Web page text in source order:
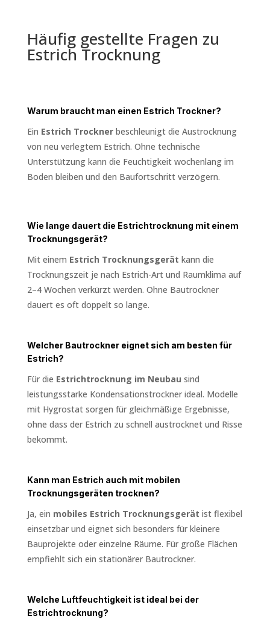
Häufig gestellte Fragen zu
Estrich Trocknung
Warum braucht man einen Estrich Trockner?
Ein Estrich Trocknerbeschleunigt die Austrocknung
von neu verlegtem Estrich. Ohne technische
Unterstützung kann die Feuchtigkeit wochenlang im
Boden bleiben und den Baufortschritt verzögern.
Wie lange dauert die Estrichtrocknung mit einem
Trocknungsgerät?
Mit einem Estrich Trocknungsgerät kann die
Trocknungszeit je nach Estrich-Art und Raumklima auf
2–4 Wochen verkürzt werden. Ohne Bautrockner
dauert es oft doppelt so lange.
Welcher Bautrockner eignet sich am besten für
Estrich?
Für die Estrichtrocknung im Neubau sind
leistungsstarke Kondensationstrockner ideal. Modelle
mit Hygrostat sorgen für gleichmäßige Ergebnisse,
ohne dass der Estrich zu schnell austrocknet und Risse
bekommt.
Kann man Estrich auch mit mobilen
Trocknungsgeräten trocknen?
Ja, ein mobiles Estrich Trocknungsgerät ist flexibel
einsetzbar und eignet sich besonders für kleinere
Bauprojekte oder einzelne Räume. Für große Flächen
empfiehlt sich ein stationärer Bautrockner.
Welche Luftfeuchtigkeit ist ideal bei der
Estrichtrocknung?